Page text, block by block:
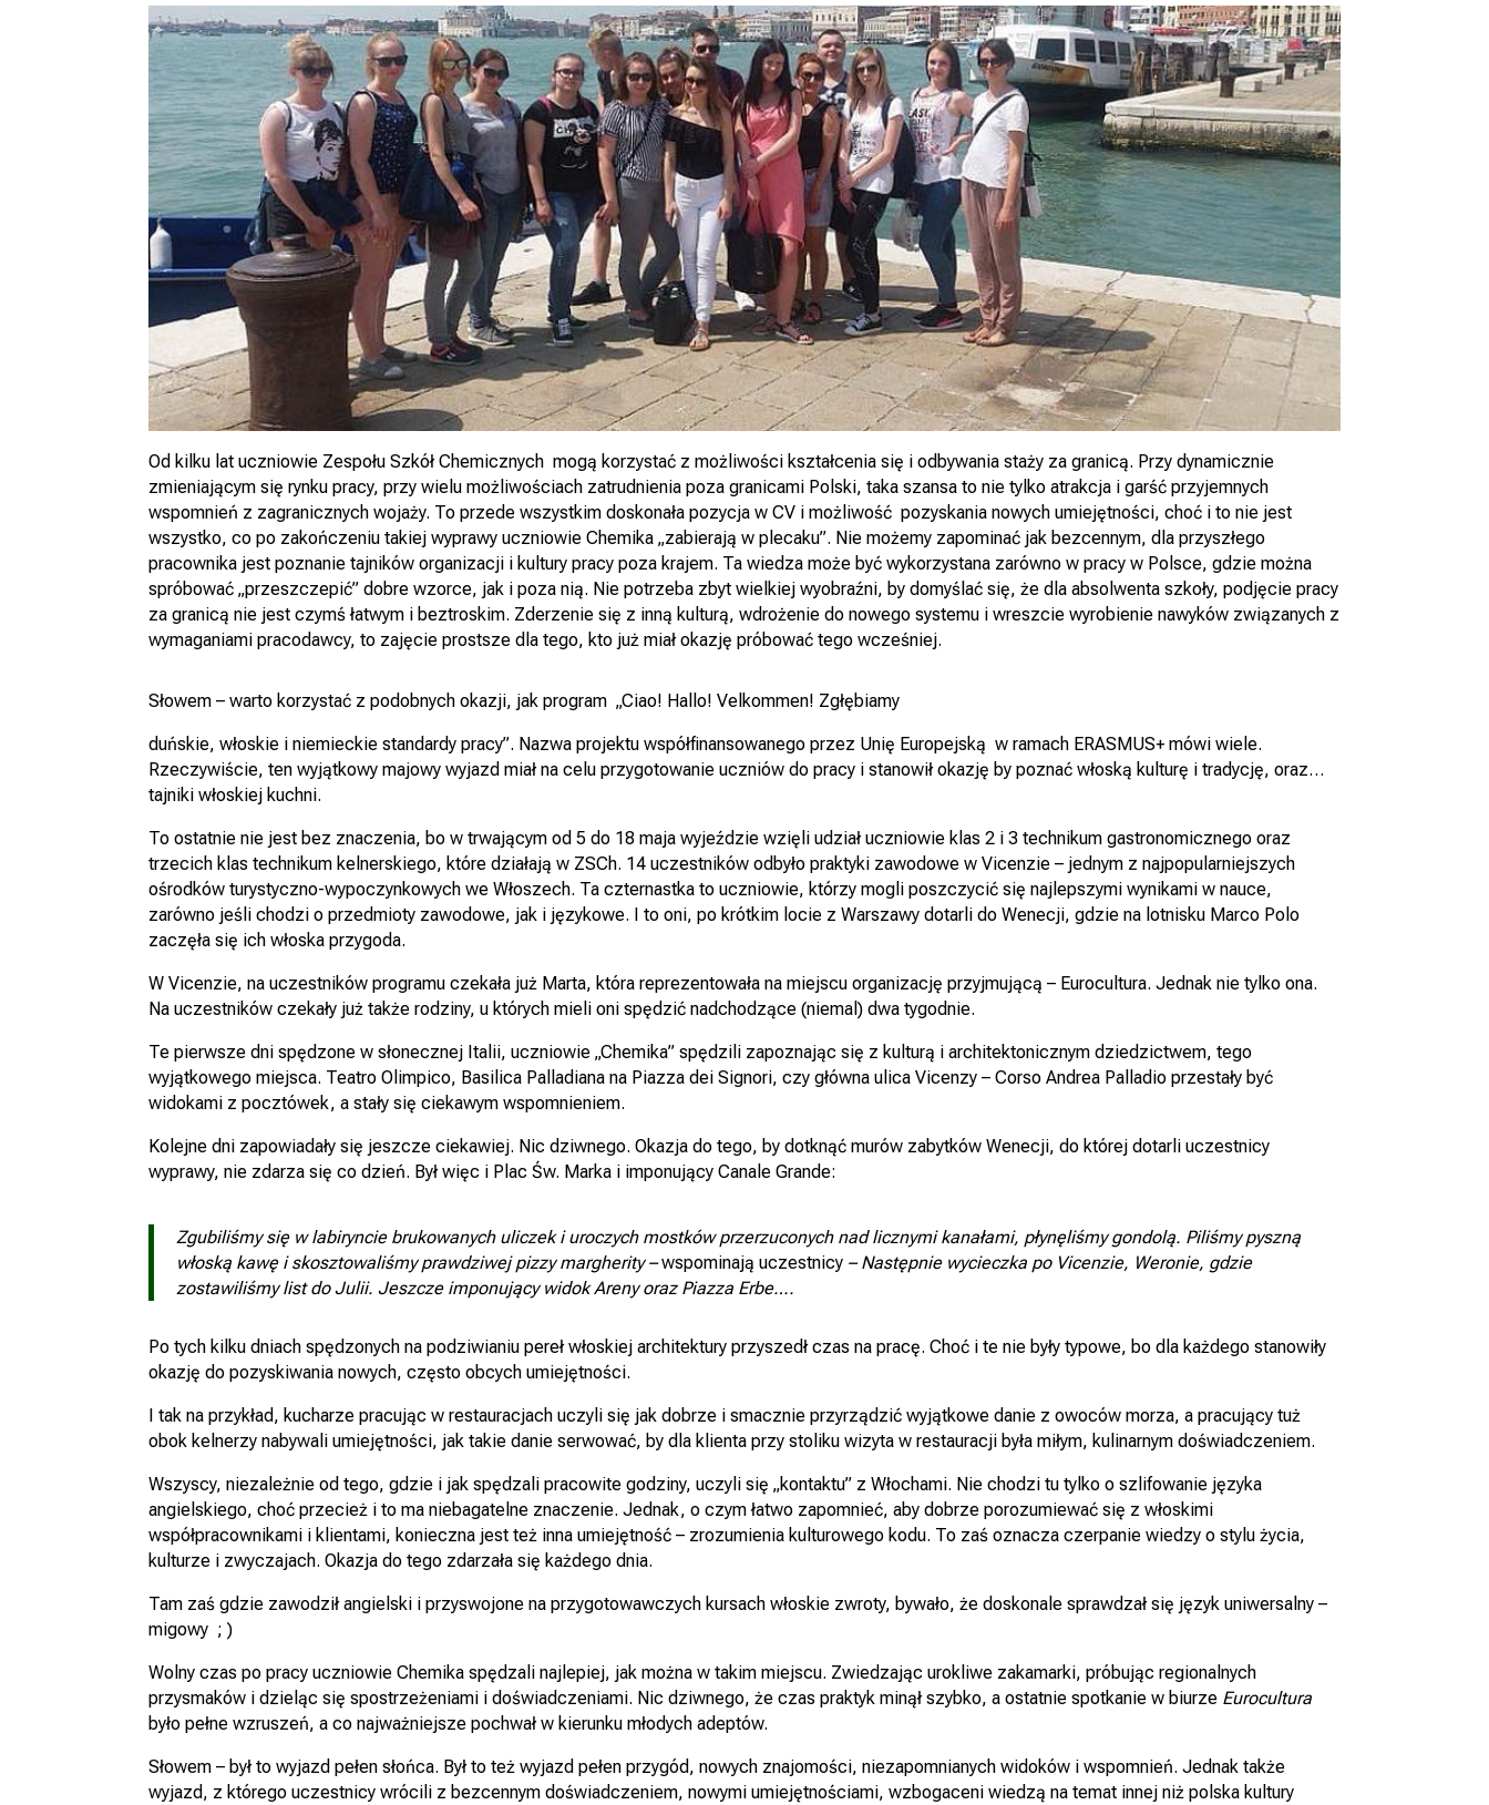
Od kilku lat uczniowie Zespołu Szkół Chemicznych mogą korzystać z możliwości kształcenia się i odbywania staży za granicą. Przy dynamicznie
zmieniającym się rynku pracy, przy wielu możliwościach zatrudnienia poza granicami Polski, taka szansa to nie tylko atrakcja i garść przyjemnych
wspomnień z zagranicznych wojaży. To przede wszystkim doskonała pozycja w CV i możliwość pozyskania nowych umiejętności, choć i to nie jest
wszystko, co po zakończeniu takiej wyprawy uczniowie Chemika „zabierają w plecaku”. Nie możemy zapominać jak bezcennym, dla przyszłego
pracownika jest poznanie tajników organizacji i kultury pracy poza krajem. Ta wiedza może być wykorzystana zarówno w pracy w Polsce, gdzie można
spróbować „przeszczepić” dobre wzorce, jak i poza nią. Nie potrzeba zbyt wielkiej wyobraźni, by domyślać się, że dla absolwenta szkoły, podjęcie pracy
za granicą nie jest czymś łatwym i beztroskim. Zderzenie się z inną kulturą, wdrożenie do nowego systemu i wreszcie wyrobienie nawyków związanych z
wymaganiami pracodawcy, to zajęcie prostsze dla tego, kto już miał okazję próbować tego wcześniej.
Słowem – warto korzystać z podobnych okazji, jak program „Ciao! Hallo! Velkommen! Zgłębiamy
duńskie, włoskie i niemieckie standardy pracy”. Nazwa projektu współfinansowanego przez Unię Europejską w ramach ERASMUS+ mówi wiele.
Rzeczywiście, ten wyjątkowy majowy wyjazd miał na celu przygotowanie uczniów do pracy i stanowił okazję by poznać włoską kulturę i tradycję, oraz…
tajniki włoskiej kuchni.
To ostatnie nie jest bez znaczenia, bo w trwającym od 5 do 18 maja wyjeździe wzięli udział uczniowie klas 2 i 3 technikum gastronomicznego oraz
trzecich klas technikum kelnerskiego, które działają w ZSCh. 14 uczestników odbyło praktyki zawodowe w Vicenzie – jednym z najpopularniejszych
ośrodków turystyczno-wypoczynkowych we Włoszech. Ta czternastka to uczniowie, którzy mogli poszczycić się najlepszymi wynikami w nauce,
zarówno jeśli chodzi o przedmioty zawodowe, jak i językowe. I to oni, po krótkim locie z Warszawy dotarli do Wenecji, gdzie na lotnisku Marco Polo
zaczęła się ich włoska przygoda.
W Vicenzie, na uczestników programu czekała już Marta, która reprezentowała na miejscu organizację przyjmującą – Eurocultura. Jednak nie tylko ona.
Na uczestników czekały już także rodziny, u których mieli oni spędzić nadchodzące (niemal) dwa tygodnie.
Te pierwsze dni spędzone w słonecznej Italii, uczniowie „Chemika” spędzili zapoznając się z kulturą i architektonicznym dziedzictwem, tego
wyjątkowego miejsca. Teatro Olimpico, Basilica Palladiana na Piazza dei Signori, czy główna ulica Vicenzy – Corso Andrea Palladio przestały być
widokami z pocztówek, a stały się ciekawym wspomnieniem.
Kolejne dni zapowiadały się jeszcze ciekawiej. Nic dziwnego. Okazja do tego, by dotknąć murów zabytków Wenecji, do której dotarli uczestnicy
wyprawy, nie zdarza się co dzień. Był więc i Plac Św. Marka i imponujący Canale Grande:
Zgubiliśmy się w labiryncie brukowanych uliczek i uroczych mostków przerzuconych nad licznymi kanałami, płynęliśmy gondolą. Piliśmy pyszną
włoską kawę i skosztowaliśmy prawdziwej pizzy margherity –wspominają uczestnicy – Następnie wycieczka po Vicenzie, Weronie, gdzie
zostawiliśmy list do Julii. Jeszcze imponujący widok Areny oraz Piazza Erbe….
Po tych kilku dniach spędzonych na podziwianiu pereł włoskiej architektury przyszedł czas na pracę. Choć i te nie były typowe, bo dla każdego stanowiły
okazję do pozyskiwania nowych, często obcych umiejętności.
I tak na przykład, kucharze pracując w restauracjach uczyli się jak dobrze i smacznie przyrządzić wyjątkowe danie z owoców morza, a pracujący tuż
obok kelnerzy nabywali umiejętności, jak takie danie serwować, by dla klienta przy stoliku wizyta w restauracji była miłym, kulinarnym doświadczeniem.
Wszyscy, niezależnie od tego, gdzie i jak spędzali pracowite godziny, uczyli się „kontaktu” z Włochami. Nie chodzi tu tylko o szlifowanie języka
angielskiego, choć przecież i to ma niebagatelne znaczenie. Jednak, o czym łatwo zapomnieć, aby dobrze porozumiewać się z włoskimi
współpracownikami i klientami, konieczna jest też inna umiejętność – zrozumienia kulturowego kodu. To zaś oznacza czerpanie wiedzy o stylu życia,
kulturze i zwyczajach. Okazja do tego zdarzała się każdego dnia.
Tam zaś gdzie zawodził angielski i przyswojone na przygotowawczych kursach włoskie zwroty, bywało, że doskonale sprawdzał się język uniwersalny –
migowy ; )
Wolny czas po pracy uczniowie Chemika spędzali najlepiej, jak można w takim miejscu. Zwiedzając urokliwe zakamarki, próbując regionalnych
przysmaków i dzieląc się spostrzeżeniami i doświadczeniami. Nic dziwnego, że czas praktyk minął szybko, a ostatnie spotkanie w biurze Eurocultura
było pełne wzruszeń, a co najważniejsze pochwał w kierunku młodych adeptów.
Słowem – był to wyjazd pełen słońca. Był to też wyjazd pełen przygód, nowych znajomości, niezapomnianych widoków i wspomnień. Jednak także
wyjazd, z którego uczestnicy wrócili z bezcennym doświadczeniem, nowymi umiejętnościami, wzbogaceni wiedzą na temat innej niż polska kultury